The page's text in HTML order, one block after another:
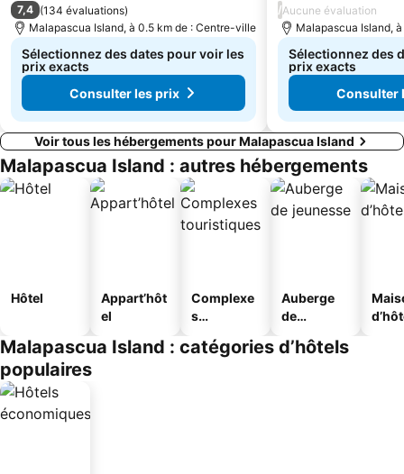
7,4 (134 évaluations)
Malapascua Island, à 0.5 km de : Centre-ville
Sélectionnez des dates pour voir les
prix exacts
Consulter les prix
/Aucune évaluation
Malapascua Island,
Sélectionnez des
prix exacts
Consulter
Voir tous les hébergements pour Malapascua Island
Malapascua Island : autres hébergements
Hôtel
Appart’hôt
el
Complexe
s
s
Auberge
de
Malapascua Island : catégories d’hôtels
populaires